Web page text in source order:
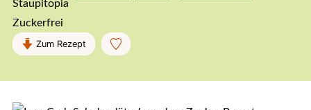
Zum Rezept